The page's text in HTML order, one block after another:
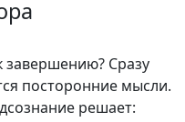
завершению? Сразу
посторонние мысли.
решает: